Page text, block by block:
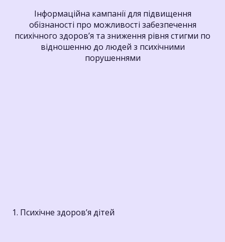
Інформаційна кампанії для підвищення
обізнаності про можливості забезпечення
психічного здоровʼя та зниження рівня стигми по
відношенню до людей з психічними
порушеннями
1. Психічне здоров’я дітей